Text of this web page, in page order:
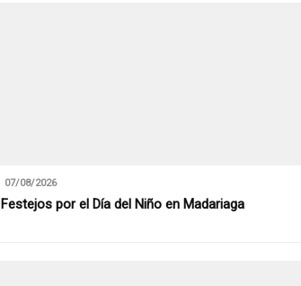
07/08/2026
Festejos por el Día del Niño en Madariaga